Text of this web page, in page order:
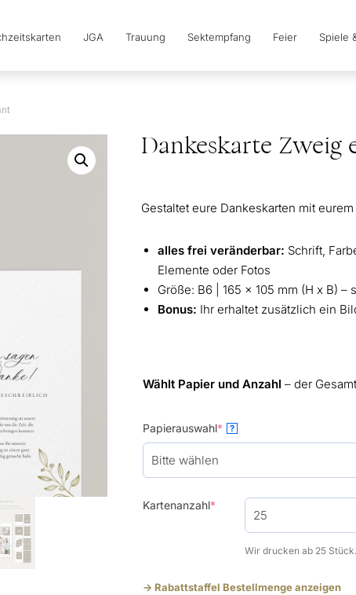
JGA Trauung Sektempfang Feier Spiele
Dankeskarte Zweig
Gestaltet eure Dankeskarten mit
alles frei veränderbar: Schrift,
Elemente oder Fotos
Größe: B6 | 165 x 105 mm (H x B)
Bonus: Ihr erhaltet zusätzlich ein
Wählt Papier und Anzahl– der
Papierauswahl* (required)
?
Kartenanzahl* (required)
Wir drucken ab 25 Stück.
-> Rabattstaffel Bestellmenge anzeigen